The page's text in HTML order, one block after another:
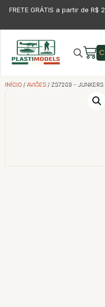
FRETE GRÁTIS a partir de
INÍCIO / AVIÕES / ZS7269 –